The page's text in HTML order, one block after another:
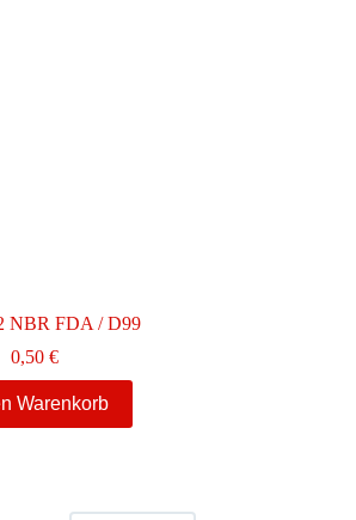
NBR FDA / D99
0,50 €
Warenkorb